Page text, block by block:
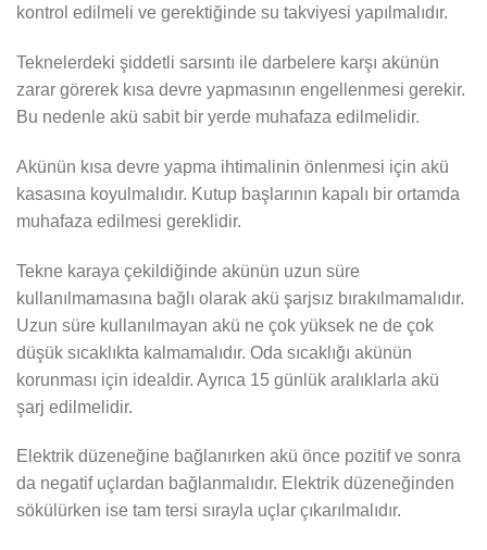
kontrol edilmeli ve gerektiğinde su takviyesi yapılmalıdır.
Teknelerdeki şiddetli sarsıntı ile darbelere karşı akünün
zarar görerek kısa devre yapmasının engellenmesi gerekir.
Bu nedenle akü sabit bir yerde muhafaza edilmelidir.
Akünün kısa devre yapma ihtimalinin önlenmesi için akü
kasasına koyulmalıdır. Kutup başlarının kapalı bir ortamda
muhafaza edilmesi gereklidir.
Tekne karaya çekildiğinde akünün uzun süre
kullanılmamasına bağlı olarak akü şarjsız bırakılmamalıdır.
Uzun süre kullanılmayan akü ne çok yüksek ne de çok
düşük sıcaklıkta kalmamalıdır. Oda sıcaklığı akünün
korunması için idealdir. Ayrıca 15 günlük aralıklarla akü
şarj edilmelidir.
Elektrik düzeneğine bağlanırken akü önce pozitif ve sonra
da negatif uçlardan bağlanmalıdır. Elektrik düzeneğinden
sökülürken ise tam tersi sırayla uçlar çıkarılmalıdır.